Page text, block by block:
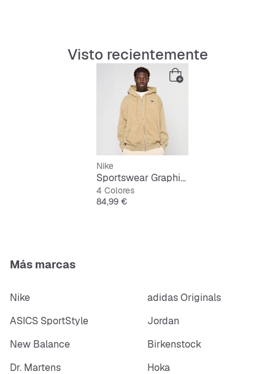
Cremallera frontal para ponértelo y quitártelo fácil
Tejido suave y resistente
Fácil de cuidar y perfecto para el día a día
Visto recientemente
Nike
Sportswear Graphics Fullzip Hoodie
4 Colores
Precio
84,99 €
Más marcas
Nike
adidas Originals
ASICS SportStyle
Jordan
New Balance
Birkenstock
Dr. Martens
Hoka